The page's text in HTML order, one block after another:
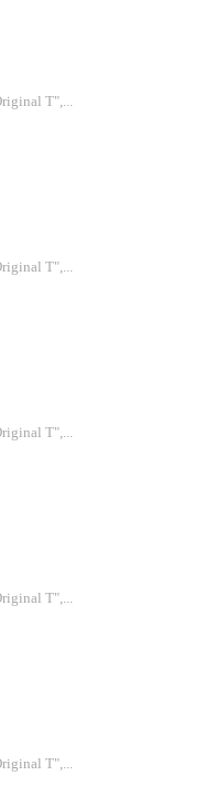
T",...
T",...
T",...
T",...
T",...